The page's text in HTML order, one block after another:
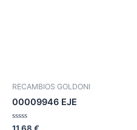
RECAMBIOS GOLDONI
00009946 EJE
Valorado